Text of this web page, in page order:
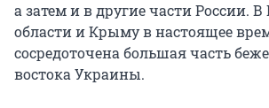
а затем и в другие части России. В
области и Крыму в настоящее
сосредоточена большая часть
востока Украины.